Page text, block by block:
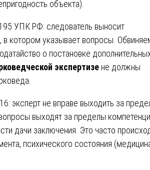
объекта).
УПК РФ: следователь выносит
в котором указывает вопросы.
о постановке
экспертизе не должны
эксперт не вправе выходить за
выходят за пределы
дачи заключения. Это часто
психического состояния